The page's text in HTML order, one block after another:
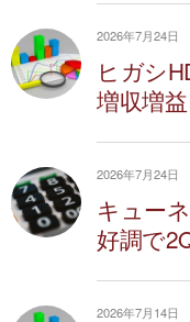
2026年7月24日
ヒガシ
増収増益
2026年7月24日
キュー
好調で
2026年7月14日